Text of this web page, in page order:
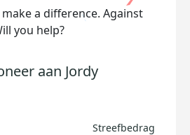
a difference. Against
you help?
aan Jordy
Streefbedrag